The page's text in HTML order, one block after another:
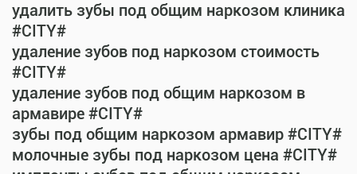
удалить зубы под общим наркозом клиника
#CITY#
удаление зубов под наркозом стоимость
#CITY#
удаление зубов под общим наркозом в
армавире #CITY#
зубы под общим наркозом армавир #CITY#
молочные зубы под наркозом цена #CITY#